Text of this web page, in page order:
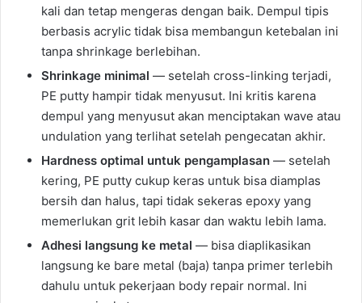
kali dan tetap mengeras dengan baik. Dempul tipis
berbasis acrylic tidak bisa membangun ketebalan ini
tanpa shrinkage berlebihan.
Shrinkage minimal — setelah cross-linking terjadi,
PE putty hampir tidak menyusut. Ini kritis karena
dempul yang menyusut akan menciptakan wave atau
undulation yang terlihat setelah pengecatan akhir.
Hardness optimal untuk pengamplasan — setelah
kering, PE putty cukup keras untuk bisa diamplas
bersih dan halus, tapi tidak sekeras epoxy yang
memerlukan grit lebih kasar dan waktu lebih lama.
Adhesi langsung ke metal — bisa diaplikasikan
langsung ke bare metal (baja) tanpa primer terlebih
dahulu untuk pekerjaan body repair normal. Ini